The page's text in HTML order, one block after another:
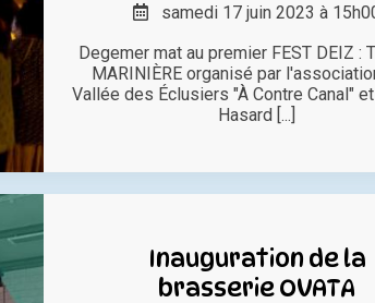
samedi 17 juin 2023 à
Degemer mat au premier FEST DEIZ :
MARINIÈRE organisé par
Vallée des Éclusiers "À Contre Canal"
Hasard [...]
Inauguration de la
brasserie OVATA